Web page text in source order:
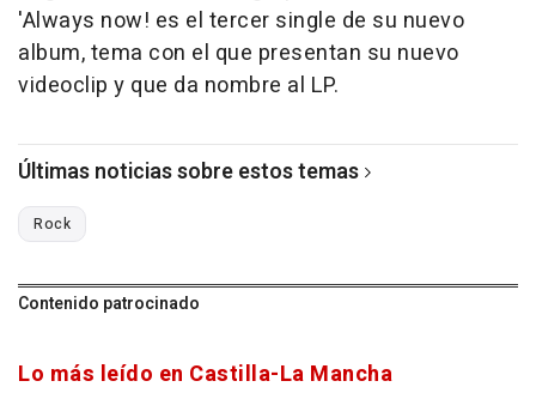
'Always now! es el tercer single de su nuevo
album, tema con el que presentan su nuevo
videoclip y que da nombre al LP.
Últimas noticias sobre estos temas
Rock
Contenido patrocinado
Lo más leído en Castilla-La Mancha